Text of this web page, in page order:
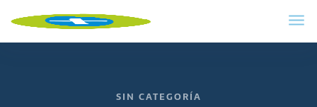
SIN CATEGORÍA